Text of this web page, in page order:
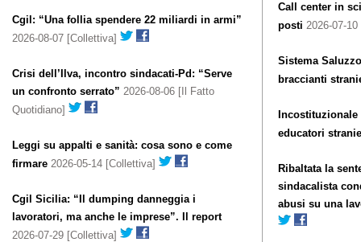
Cgil: “Una follia spendere 22 miliardi in armi”
2026-08-07 [Collettiva]
Crisi dell’Ilva, incontro sindacati-Pd: “Serve
un confronto serrato” 2026-08-06 [Il Fatto
Quotidiano]
Leggi su appalti e sanità: cosa sono e come
firmare 2026-05-14 [Collettiva]
Cgil Sicilia: “Il dumping danneggia i
lavoratori, ma anche le imprese”. Il report
2026-07-29 [Collettiva]
Call center in
posti 2026-07-
Sistema
braccianti
educatori
Ribaltata la
sindacalista
abusi su una